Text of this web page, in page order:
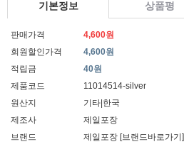
기본정보 상품평
판매가격
4,600원
회원할인가격
4,600원
적립금
40원
제품코드
11014514-silver
원산지
기타|한국
제조사
제일포장
브랜드
제일포장 [브랜드바로가기]